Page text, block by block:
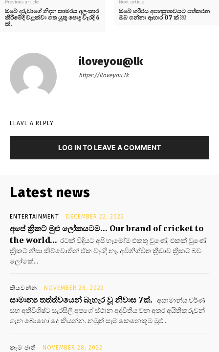
Previous article
ඔබේ දරුවාගේ නිදන කාමරය අලංකාර
කිරීමේදී වළක්වා ගත යුතු පොදු වැරදි 6
ක්.
Next article
ඔබේ ශරීරය අපහසුතාවයට පත්කරන
ඔබ ගන්නා ආහාර 07 ක් ￼
iloveyou@lk
https://iloveyou.lk
LEAVE A REPLY
LOG IN TO LEAVE A COMMENT
Latest news
ENTERTAINMENT DECEMBER 22, 2022
අපේ ක්‍රිකට් මුළු ලෝකයටම… Our brand of cricket to
the world… රටක් විදියට අපි හැමෝම එකතු වුණේ, එකක් වුණේ
ක්‍රිකට් නිසා කිව්වොතින් ඒක වැරදි නෑ. අවිනිශ්චිත ක්‍රීඩාව ක්‍රිකට් බව
ලෝකේ...
කියවන්න NOVEMBER 28, 2022
සාමාන්‍ය තත්ත්වයෙන් බැහැර වූ නිවාස 7ක්. අසාමාන්ය වර්ණ
සහ අතිවිශිෂ්ට සැරසිලි අපගේ ස්ථාන අද්විතීය වන අතර අයිතිකරුවන්
ගැන බොහෝ දේ කියන්න. නමුත් සෑම කෙනෙකුම මුළු...
කෑම ජාති NOVEMBER 28, 2022